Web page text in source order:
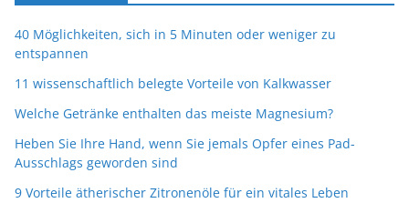
40 Möglichkeiten, sich in 5 Minuten oder weniger zu
entspannen
11 wissenschaftlich belegte Vorteile von Kalkwasser
Welche Getränke enthalten das meiste Magnesium?
Heben Sie Ihre Hand, wenn Sie jemals Opfer eines Pad-
Ausschlags geworden sind
9 Vorteile ätherischer Zitronenöle für ein vitales Leben